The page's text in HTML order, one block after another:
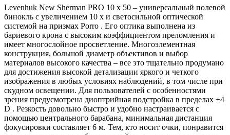
Levenhuk New Sherman PRO 10 x 50 – универсальный полевой
бинокль с увеличением 10 x и светосильной оптической
системой на призмах Porro . Его оптика выполнена из
бариевого крона с высоким коэффициентом преломления и
имеет многослойное просветление. Многоэлементная
конструкция, большой диаметр объективов и выбор
материалов высокого качества – все это тщательно продумано
для достижения высокой детализации яркого и четкого
изображения в любых условиях наблюдений, в том числе при
скудном освещении. Для пользователей с особенностями
зрения предусмотрена диоптрийная подстройка в пределах ±4
D . Резкость довольно быстро и удобно настраивается с
помощью центрального барабана, минимальная дистанция
фокусировки составляет 6 м. Тем, кто носит очки, понравится